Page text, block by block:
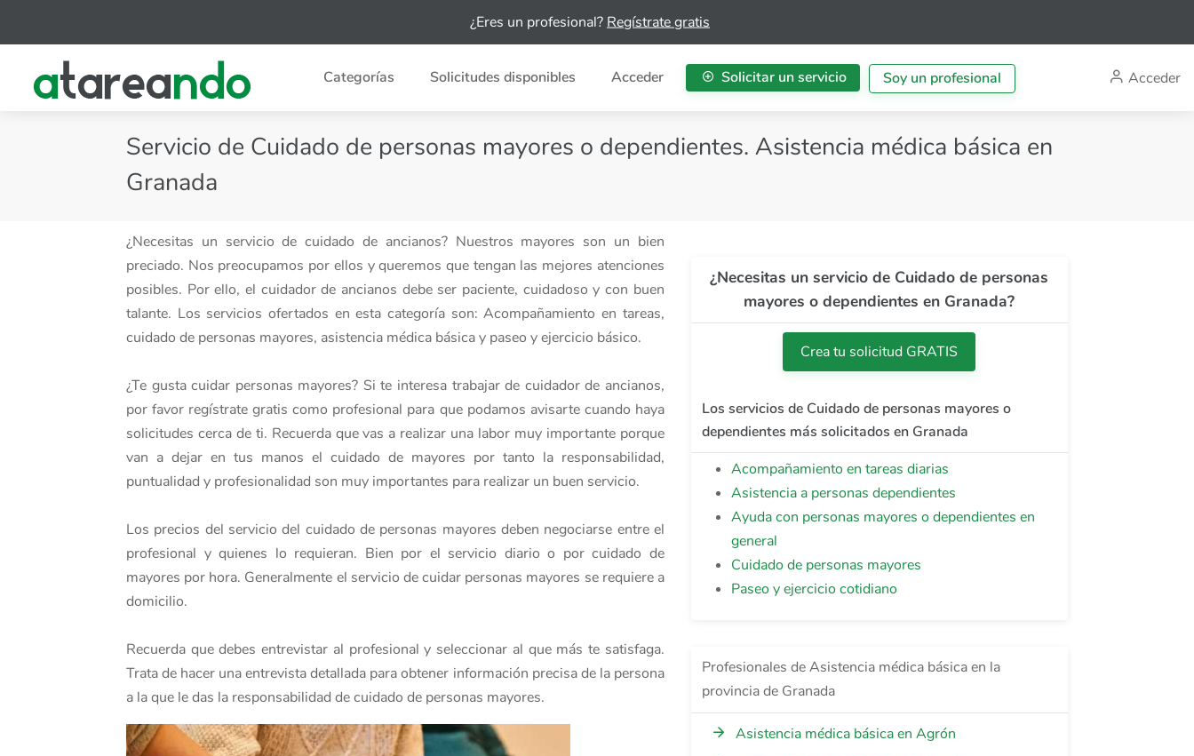
¿Eres un profesional?Regístrate gratis
Categorías Solicitudes disponibles Acceder Solicitar un servicio Soy un profesional Acceder
Servicio de Cuidado de personas mayores o dependientes. Asistencia médica básica en
Granada
¿Necesitas un servicio de cuidado de ancianos? Nuestros mayores son un bien
preciado. Nos preocupamos por ellos y queremos que tengan las mejores atenciones
posibles. Por ello, el cuidador de ancianos debe ser paciente, cuidadoso y con buen
talante. Los servicios ofertados en esta categoría son: Acompañamiento en tareas,
cuidado de personas mayores, asistencia médica básica y paseo y ejercicio básico.
¿Te gusta cuidar personas mayores? Si te interesa trabajar de cuidador de ancianos,
por favor regístrate gratis como profesional para que podamos avisarte cuando haya
solicitudes cerca de ti. Recuerda que vas a realizar una labor muy importante porque
van a dejar en tus manos el cuidado de mayores por tanto la responsabilidad,
puntualidad y profesionalidad son muy importantes para realizar un buen servicio.
Los precios del servicio del cuidado de personas mayores deben negociarse entre el
profesional y quienes lo requieran. Bien por el servicio diario o por cuidado de
mayores por hora. Generalmente el servicio de cuidar personas mayores se requiere a
domicilio.
Recuerda que debes entrevistar al profesional y seleccionar al que más te satisfaga.
Trata de hacer una entrevista detallada para obtener información precisa de la persona
a la que le das la responsabilidad de cuidado de personas mayores.
¿Necesitas un servicio de Cuidado de personas
mayores o dependientes en Granada?
Crea tu solicitud GRATIS
Los servicios de Cuidado de personas mayores o
dependientes más solicitados en Granada
Acompañamiento en tareas diarias
Asistencia a personas dependientes
Ayuda con personas mayores o dependientes en
general
Cuidado de personas mayores
Paseo y ejercicio cotidiano
Profesionales de Asistencia médica básica en la
provincia de Granada
Asistencia médica básica en Agrón